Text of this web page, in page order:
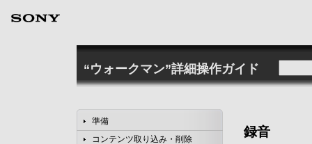
“ウォークマン”詳細操作ガイド
準備
コンテンツ取り込み・削除 録音